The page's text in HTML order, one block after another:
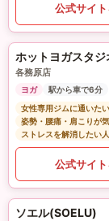
公式サイ
ホットヨガスタジ
各務原店
ヨガ
駅から車で6分
女性専用ジムに通いた
姿勢・腰痛・肩こりが
ストレスを解消したい人
公式サイ
ソエル(SOELU)